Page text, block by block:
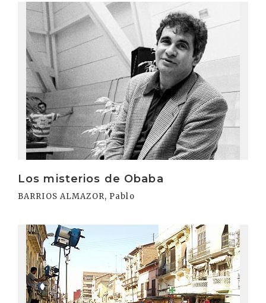
Los misterios de Obaba
BARRIOS ALMAZOR, Pablo
Irakurri
Irakurri